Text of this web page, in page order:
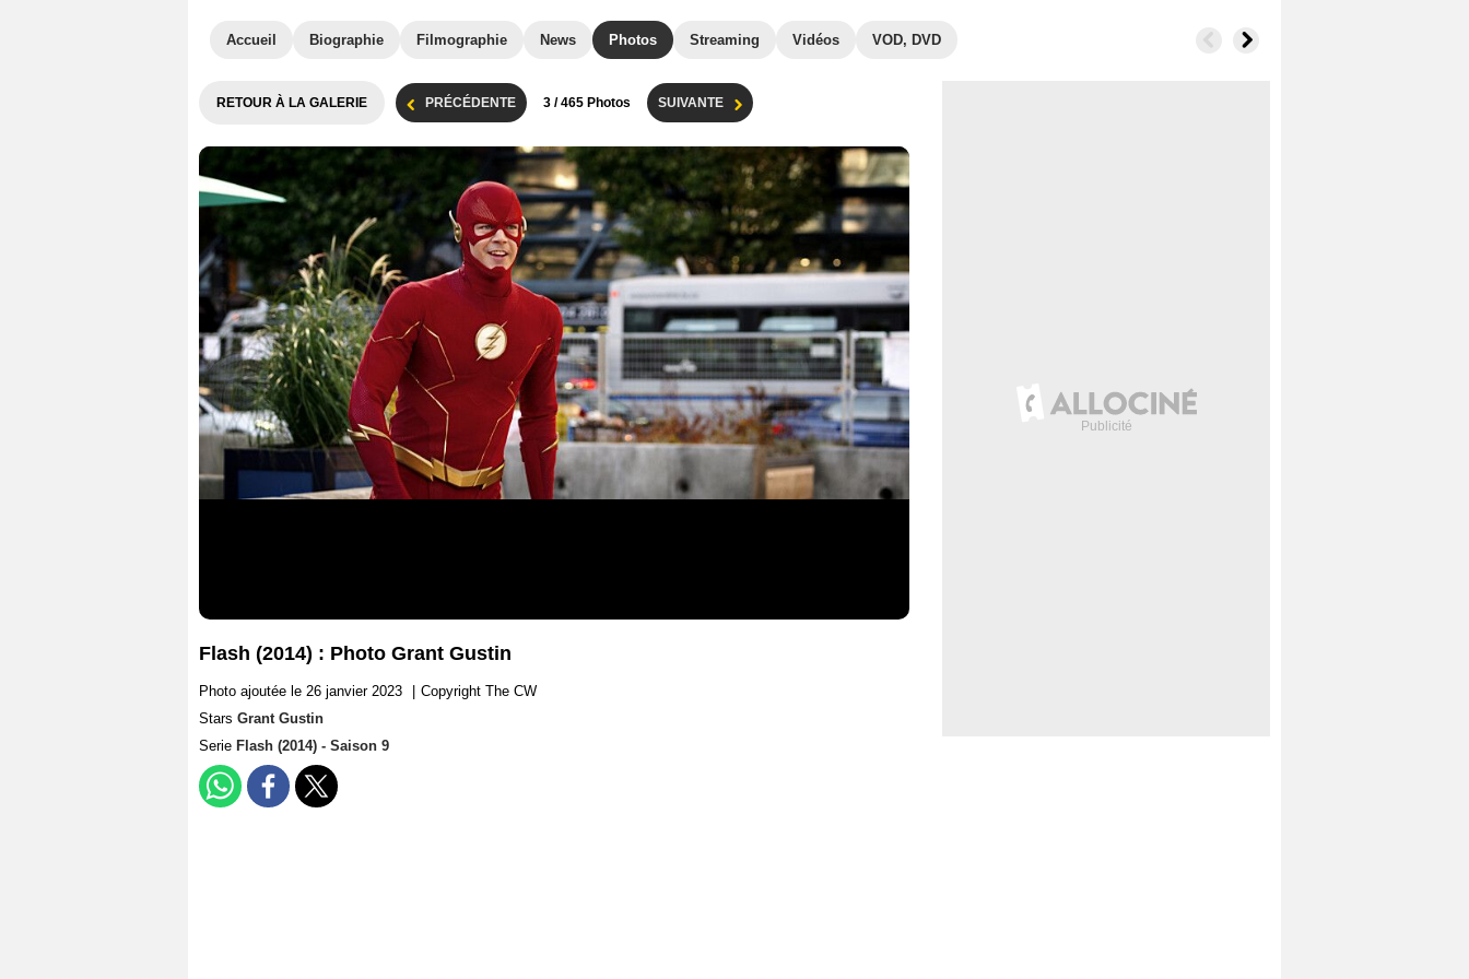
Accueil Biographie Filmographie News Photos Streaming Vidéos VOD, DVD
RETOUR À LA GALERIE PRÉCÉDENTE 3 / 465 Photos SUIVANTE
Flash (2014) : Photo Grant Gustin
Photo ajoutée le 26 janvier 2023
Copyright The CW
Stars Grant Gustin
Serie Flash (2014) - Saison 9